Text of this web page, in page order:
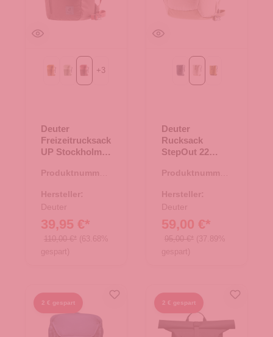
almond-cinnamon
grove-mineral
raisin-caspia
+3
Deuter
Freizeitrucksack
UP Stockholm
Produktnummer:
Hersteller:
Deuter
39,95 €*
110,00 €* (63.68%
gespart)
Black bone-desert
kelp-nori
Deuter
Rucksack
StepOut 22
Produktnummer:
Hersteller:
Deuter
59,00 €*
95,00 €* (37.89%
gespart)
2 € gespart 2 € gespart